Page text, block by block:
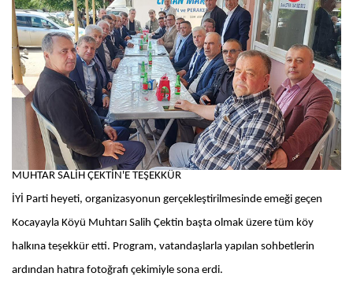
MUHTAR SALİH ÇEKTİN'E TEŞEKKÜR
İYİ Parti heyeti, organizasyonun gerçekleştirilmesinde emeği geçen
Kocayayla Köyü Muhtarı Salih Çektin başta olmak üzere tüm köy
halkına teşekkür etti. Program, vatandaşlarla yapılan sohbetlerin
ardından hatıra fotoğrafı çekimiyle sona erdi.